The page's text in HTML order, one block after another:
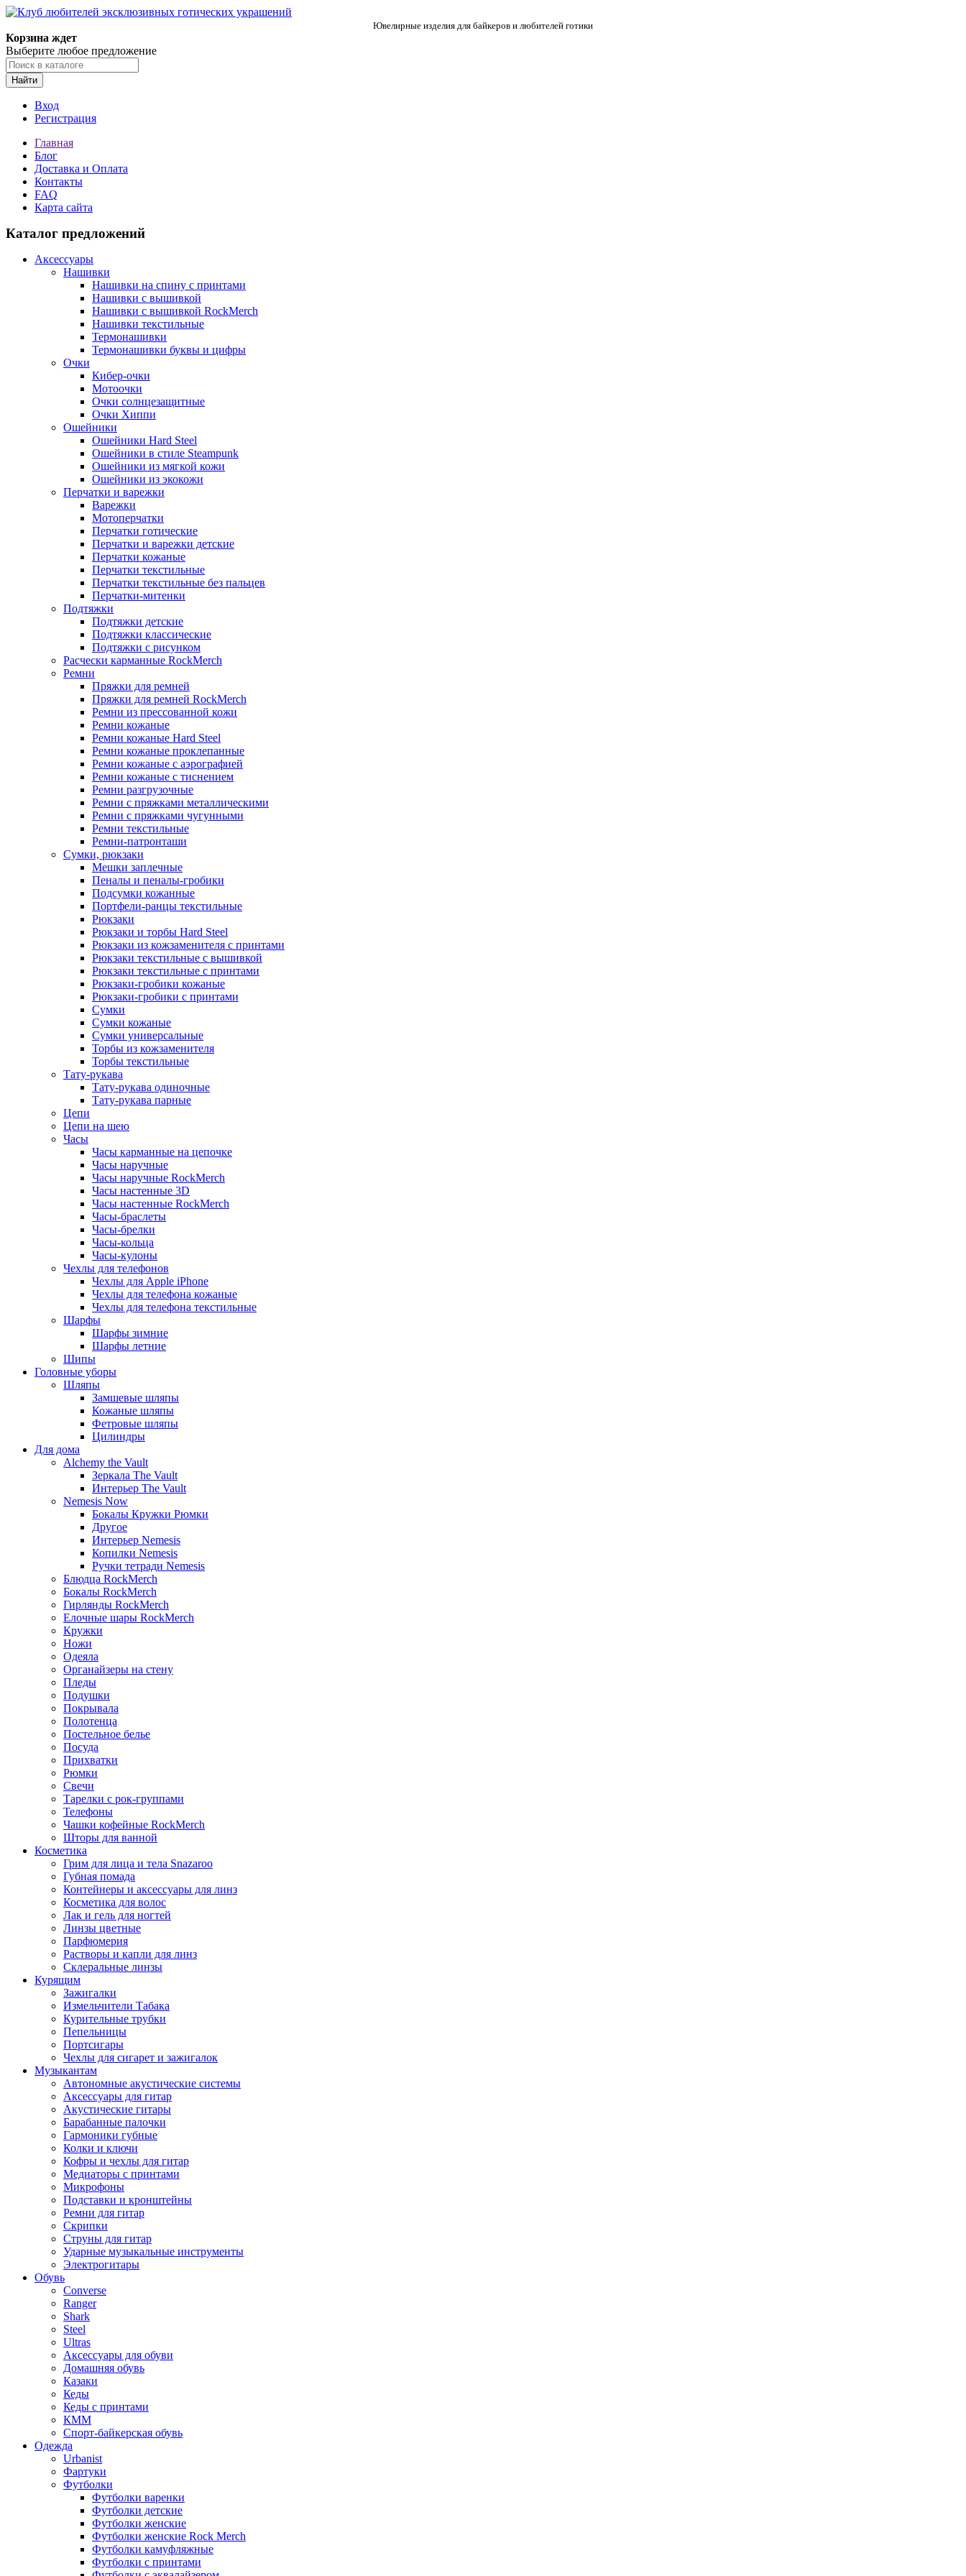
Ювелирные изделия для байкеров и любителей готики
Корзина ждет
Выберите любое предложение
Найти
Вход
Регистрация
Главная
Блог
Доставка и Оплата
Контакты
FAQ
Карта сайта
Каталог предложений
Аксессуары
Нашивки
Нашивки на спину с принтами
Нашивки с вышивкой
Нашивки с вышивкой RockMerch
Нашивки текстильные
Термонашивки
Термонашивки буквы и цифры
Очки
Кибер-очки
Мотоочки
Очки солнцезащитные
Очки Хиппи
Ошейники
Ошейники Hard Steel
Ошейники в стиле Steampunk
Ошейники из мягкой кожи
Ошейники из экокожи
Перчатки и варежки
Варежки
Мотоперчатки
Перчатки готические
Перчатки и варежки детские
Перчатки кожаные
Перчатки текстильные
Перчатки текстильные без пальцев
Перчатки-митенки
Подтяжки
Подтяжки детские
Подтяжки классические
Подтяжки с рисунком
Расчески карманные RockMerch
Ремни
Пряжки для ремней
Пряжки для ремней RockMerch
Ремни из прессованной кожи
Ремни кожаные
Ремни кожаные Hard Steel
Ремни кожаные проклепанные
Ремни кожаные с аэрографией
Ремни кожаные с тиснением
Ремни разгрузочные
Ремни с пряжками металлическими
Ремни с пряжками чугунными
Ремни текстильные
Ремни-патронташи
Сумки, рюкзаки
Мешки заплечные
Пеналы и пеналы-гробики
Подсумки кожанные
Портфели-ранцы текстильные
Рюкзаки
Рюкзаки и торбы Hard Steel
Рюкзаки из кожзаменителя с принтами
Рюкзаки текстильные с вышивкой
Рюкзаки текстильные с принтами
Рюкзаки-гробики кожаные
Рюкзаки-гробики с принтами
Сумки
Сумки кожаные
Сумки универсальные
Торбы из кожзаменителя
Торбы текстильные
Тату-рукава
Тату-рукава одиночные
Тату-рукава парные
Цепи
Цепи на шею
Часы
Часы карманные на цепочке
Часы наручные
Часы наручные RockMerch
Часы настенные 3D
Часы настенные RockMerch
Часы-браслеты
Часы-брелки
Часы-кольца
Часы-кулоны
Чехлы для телефонов
Чехлы для Apple iPhone
Чехлы для телефона кожаные
Чехлы для телефона текстильные
Шарфы
Шарфы зимние
Шарфы летние
Шипы
Головные уборы
Шляпы
Замшевые шляпы
Кожаные шляпы
Фетровые шляпы
Цилиндры
Для дома
Alchemy the Vault
Зеркала The Vault
Интерьер The Vault
Nemesis Now
Бокалы Кружки Рюмки
Другое
Интерьер Nemesis
Копилки Nemesis
Ручки тетради Nemesis
Блюдца RockMerch
Бокалы RockMerch
Гирлянды RockMerch
Елочные шары RockMerch
Кружки
Ножи
Одеяла
Органайзеры на стену
Пледы
Подушки
Покрывала
Полотенца
Постельное белье
Посуда
Прихватки
Рюмки
Свечи
Тарелки с рок-группами
Телефоны
Чашки кофейные RockMerch
Шторы для ванной
Косметика
Грим для лица и тела Snazaroo
Губная помада
Контейнеры и аксессуары для линз
Косметика для волос
Лак и гель для ногтей
Линзы цветные
Парфюмерия
Растворы и капли для линз
Склеральные линзы
Курящим
Зажигалки
Измельчители Табака
Курительные трубки
Пепельницы
Портсигары
Чехлы для сигарет и зажигалок
Музыкантам
Автономные акустические системы
Аксессуары для гитар
Акустические гитары
Барабанные палочки
Гармоники губные
Колки и ключи
Кофры и чехлы для гитар
Медиаторы с принтами
Микрофоны
Подставки и кронштейны
Ремни для гитар
Скрипки
Струны для гитар
Ударные музыкальные инструменты
Электрогитары
Обувь
Converse
Ranger
Shark
Steel
Ultras
Аксессуары для обуви
Домашняя обувь
Казаки
Кеды
Кеды с принтами
КММ
Спорт-байкерская обувь
Одежда
Urbanist
Фартуки
Футболки
Футболки варенки
Футболки детские
Футболки женские
Футболки женские Rock Merch
Футболки камуфляжные
Футболки с принтами